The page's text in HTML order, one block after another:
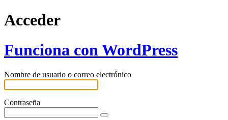
Acceder
Funciona con WordPress
Nombre de usuario o correo electrónico
Contraseña